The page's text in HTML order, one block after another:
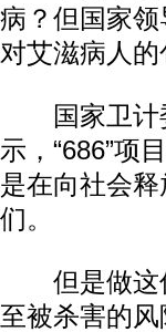
病？但国家
对艾滋病人的
国家卫计委
示，“686”项
是在向社会
们。
但是做这份
至被杀害的